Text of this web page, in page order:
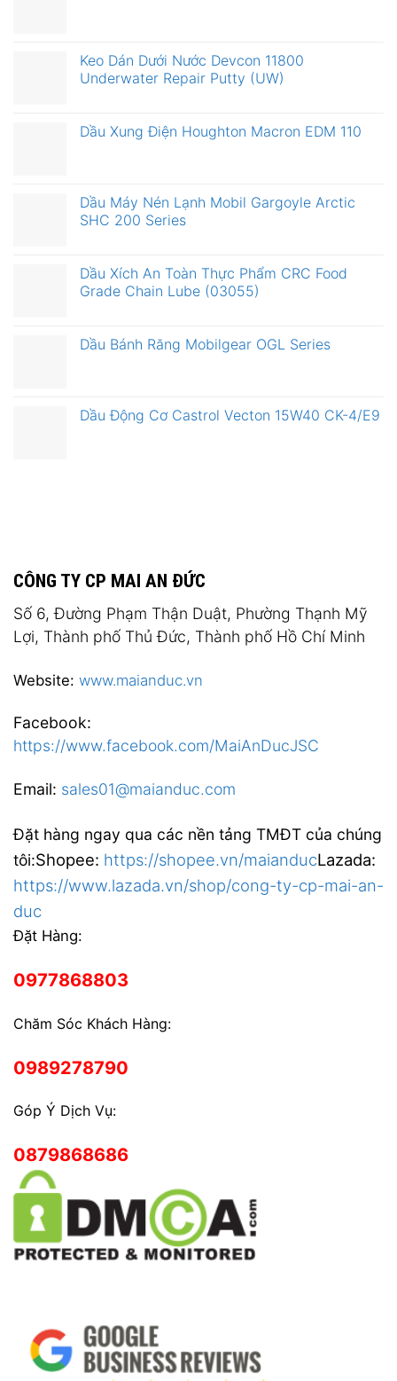
Keo Dán Dưới Nước Devcon 11800
Underwater Repair Putty (UW)
Dầu Xung Điện Houghton Macron EDM 110
Dầu Máy Nén Lạnh Mobil Gargoyle Arctic
SHC 200 Series
Dầu Xích An Toàn Thực Phẩm CRC Food
Grade Chain Lube (03055)
Dầu Bánh Răng Mobilgear OGL Series
Dầu Động Cơ Castrol Vecton 15W40 CK-4/E9
CÔNG TY CP MAI AN ĐỨC
Số 6, Đường Phạm Thận Duật, Phường Thạnh Mỹ
Lợi, Thành phố Thủ Đức, Thành phố Hồ Chí Minh
Website: www.maianduc.vn
Facebook:
https://www.facebook.com/MaiAnDucJSC
Email: sales01@maianduc.com
Đặt hàng ngay qua các nền tảng TMĐT của chúng
tôi:Shopee: https://shopee.vn/maianducLazada:
https://www.lazada.vn/shop/cong-ty-cp-mai-an-
duc
Đặt Hàng:
0977868803
Chăm Sóc Khách Hàng:
0989278790
Góp Ý Dịch Vụ:
0879868686